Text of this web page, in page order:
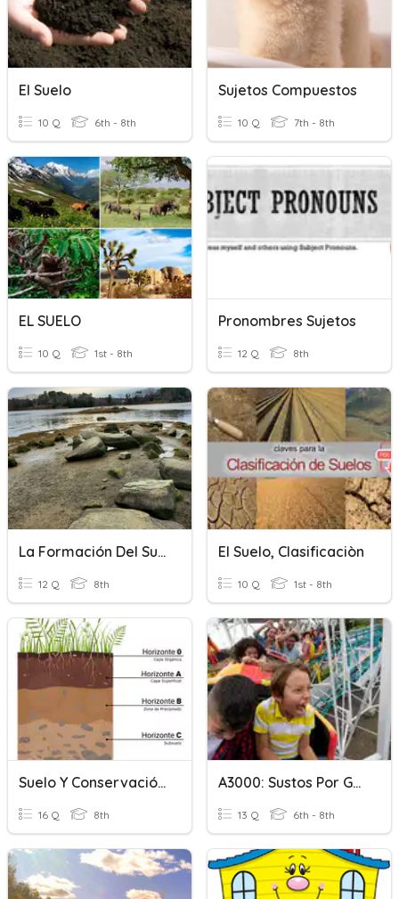
El Suelo
10 Q 6th - 8th
Sujetos Compuestos
10 Q 7th - 8th
EL SUELO
10 Q 1st - 8th
Pronombres Sujetos
12 Q 8th
La Formación Del Suelo
12 Q 8th
El Suelo, Clasificaciòn
10 Q 1st - 8th
Suelo Y Conservación Ambiental
16 Q 8th
A3000: Sustos Por Gusto
13 Q 6th - 8th